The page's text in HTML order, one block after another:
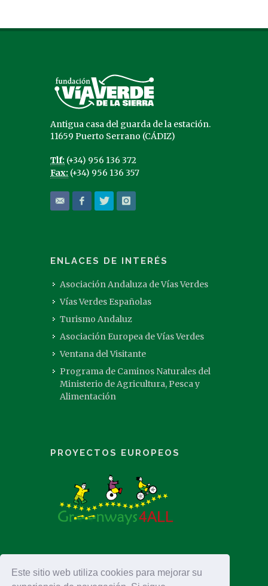
Este sitio web utiliza cookies para mejorar su
Antigua casa del guarda de la estación.
11659 Puerto Serrano (CÁDIZ)
Tlf: (+34) 956 136 372
Fax: (+34) 956 136 357
ENLACES DE INTERÉS
Asociación Andaluza de Vías Verdes
Vías Verdes Españolas
Turismo Andaluz
Asociación Europea de Vías Verdes
Ventana del Visitante
Programa de Caminos Naturales del
Ministerio de Agricultura, Pesca y
Alimentación
PROYECTOS EUROPEOS